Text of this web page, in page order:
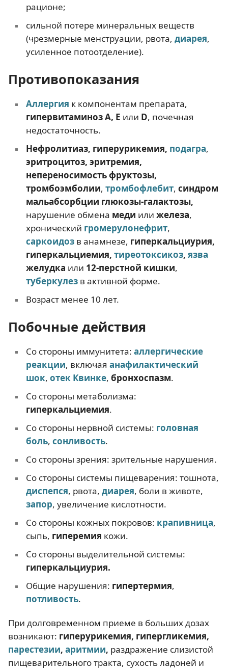
рационе;
сильной потере минеральных веществ
(чрезмерные менструации, рвота, диарея,
усиленное потоотделение).
Противопоказания
Аллергия к компонентам препарата,
гипервитаминоз A, Е или D, почечная
недостаточность.
Нефролитиаз, гиперурикемия, подагра,
эритроцитоз, эритремия,
непереносимость фруктозы,
тромбоэмболии, тромбофлебит, синдром
мальабсорбции глюкозы-галактозы,
нарушение обмена меди или железа,
хронический громерулонефрит,
саркоидозв анамнезе, гиперкальциурия,
гиперкальциемия, тиреотоксикоз, язва
желудка или 12-перстной кишки,
туберкулезв активной форме.
Возраст менее 10 лет.
Побочные действия
Со стороны иммунитета: аллергические
реакции, включая анафилактический
шок, отек Квинке, бронхоспазм.
Со стороны метаболизма:
гиперкальциемия.
Со стороны нервной системы: головная
боль, сонливость.
Со стороны зрения: зрительные нарушения.
Со стороны системы пищеварения: тошнота,
диспепся, рвота, диарея, боли в животе,
запор, увеличение кислотности.
Со стороны кожных покровов: крапивница,
сыпь, гиперемия кожи.
Со стороны выделительной системы:
гиперкальциурия.
Общие нарушения: гипертермия,
потливость.
При долговременном приеме в больших дозах
возникают: гиперурикемия, гипергликемия,
парестезии, аритмии, раздражение слизистой
пищеварительного тракта, сухость ладоней и